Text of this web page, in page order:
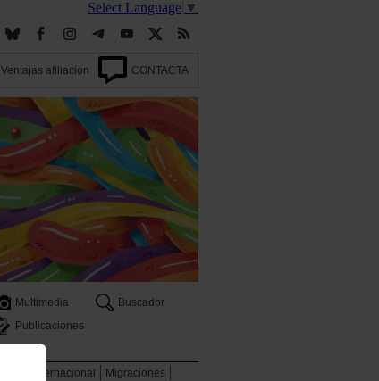
Select Language ▼
Ventajas afiliación CONTACTA
Multimedia
Buscador
Publicaciones
Internacional
Migraciones